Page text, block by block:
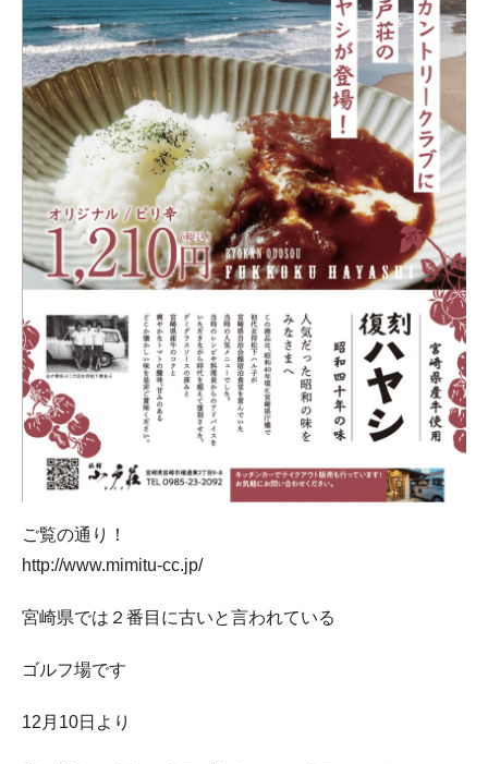
ご覧の通り！
http://www.mimitu-cc.jp/
宮崎県では２番目に古いと言われている
ゴルフ場です
12月10日より